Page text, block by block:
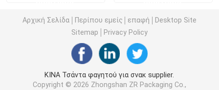
Σακούλες συσκευασίας Stand Up
Σακούλες συσκευασίας τροφίμων της Pet
Χάρτινες θήκες συσκευασίας
Αρχική Σελίδα Περίπου εμείς επαφή
Desktop Site
Sitemap
Privacy Policy
ΚΙΝΑ Τσάντα φαγητού για σνακ supplier.
Copyright © 2026 Zhongshan ZR Packaging Co.,